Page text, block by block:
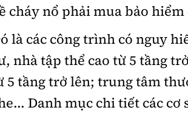
cháy nổ phải mua bảo
là các công trình có nguy
nhà tập thể cao từ 5 tầng
5 tầng trở lên; trung tâm
Danh mục chi tiết các